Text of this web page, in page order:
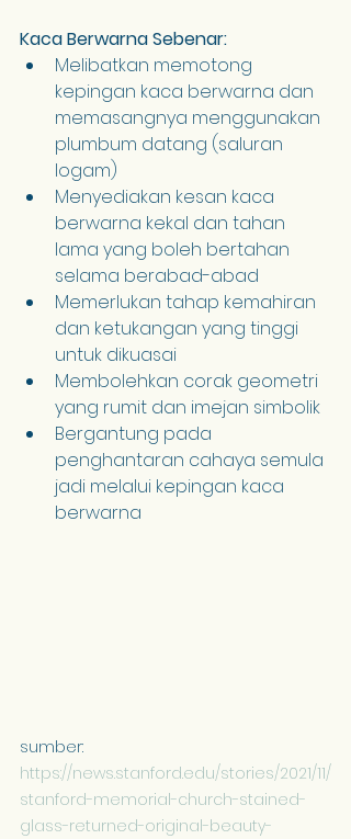
Kaca Berwarna Sebenar:
Melibatkan memotong
kepingan kaca berwarna dan
memasangnya menggunakan
plumbum datang (saluran
logam)
Menyediakan kesan kaca
berwarna kekal dan tahan
lama yang boleh bertahan
selama berabad-abad
Memerlukan tahap kemahiran
dan ketukangan yang tinggi
untuk dikuasai
Membolehkan corak geometri
yang rumit dan imejan simbolik
Bergantung pada
penghantaran cahaya semula
jadi melalui kepingan kaca
berwarna
sumber:
https://news.stanford.edu/stories/2021/11/
stanford-memorial-church-stained-
glass-returned-original-beauty-